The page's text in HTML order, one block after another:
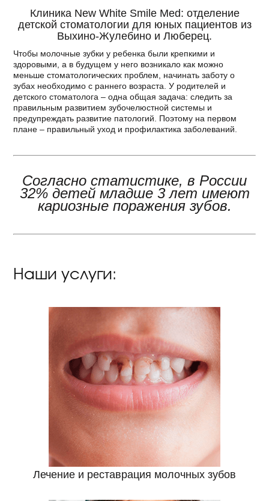
Клиника New White Smile Med: отделение
детской стоматологии для юных пациентов из
Выхино-Жулебино и Люберец.
Чтобы молочные зубки у ребенка были крепкими и
здоровыми, а в будущем у него возникало как можно
меньше стоматологических проблем, начинать заботу о
зубах необходимо с раннего возраста. У родителей и
детского стоматолога – одна общая задача: следить за
правильным развитием зубочелюстной системы и
предупреждать развитие патологий. Поэтому на первом
плане – правильный уход и профилактика заболеваний.
Согласно статистике, в России
32% детей младше 3 лет имеют
кариозные поражения зубов.
Наши услуги:
Лечение и реставрация молочных зубов